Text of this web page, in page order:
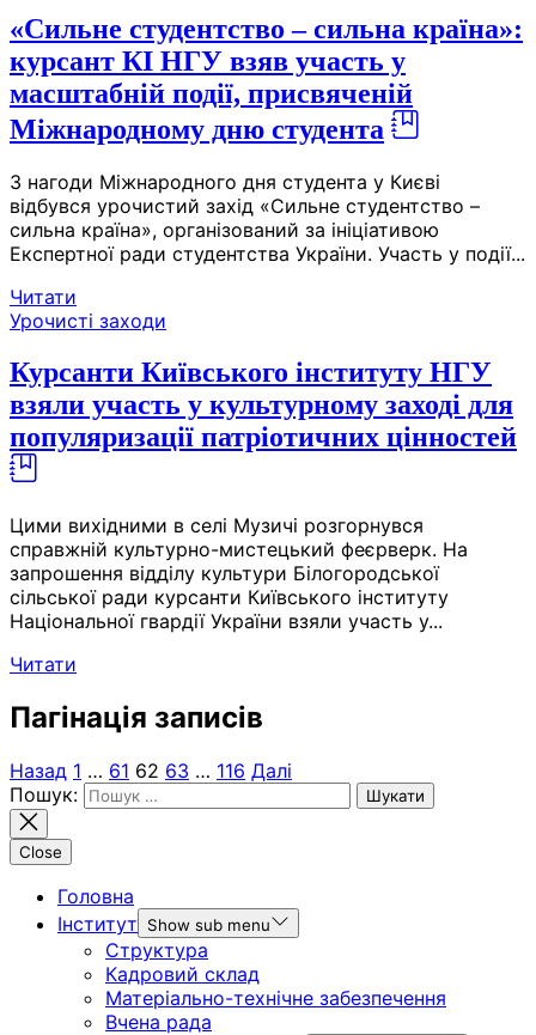
«Сильне студентство – сильна країна»:
курсант КІ НГУ взяв участь у
масштабній події, присвяченій
Міжнародному дню студента
З нагоди Міжнародного дня студента у Києві
відбувся урочистий захід «Сильне студентство –
сильна країна», організований за ініціативою
Експертної ради студентства України. Участь у події...
Читати
Урочисті заходи
Курсанти Київського інституту НГУ
взяли участь у культурному заході для
популяризації патріотичних цінностей
Цими вихідними в селі Музичі розгорнувся
справжній культурно-мистецький феєрверк. На
запрошення відділу культури Білогородської
сільської ради курсанти Київського інституту
Національної гвардії України взяли участь у...
Читати
Пагінація записів
Назад 1 … 61 62 63 … 116 Далі
Пошук:
Close
Головна
Інститут
Show sub menu
Структура
Кадровий склад
Матеріально-технічне забезпечення
Вчена рада